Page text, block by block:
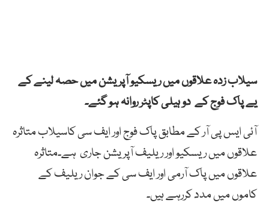
سیلاب زدہ علاقوں میں ریسکیو آپریشن میں حصہ لینے کے
یے پاک فوج کے دو ہیلی کاپٹر روانہ ہو گئے۔
آئی ایس پی آر کے مطابق پاک فوج اور ایف سی کاسیلاب متاثرہ
علاقوں میں ریسکیو اور ریلیف آپریشن جاری ہے۔متاثرہ
علاقوں میں پاک آرمی اور ایف سی کے جوان ریلیف کے
کاموں میں مدد کررہے ہیں۔